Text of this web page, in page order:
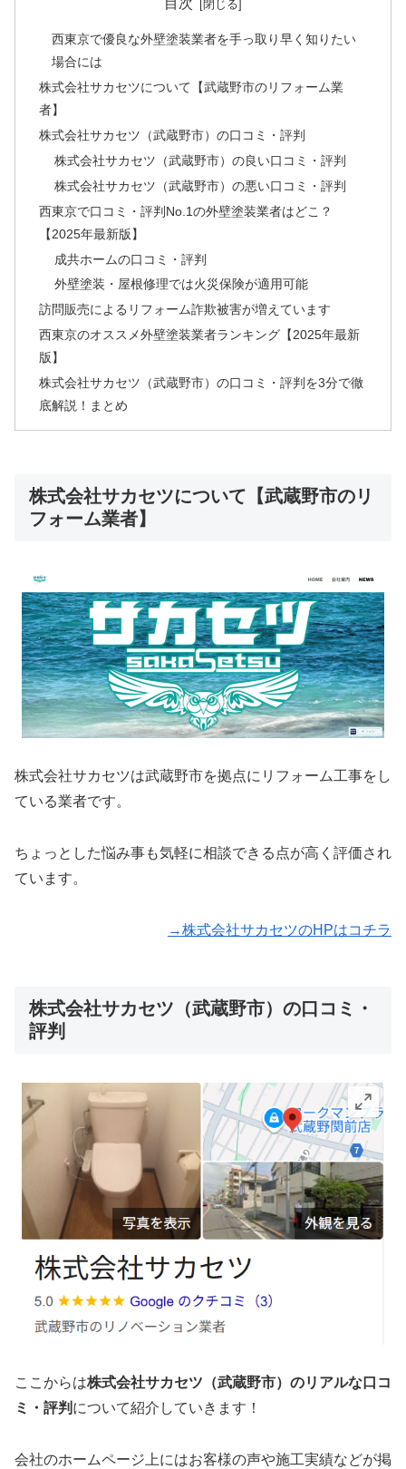
西東京で優良な外壁塗装業者を手っ取り早く知りたい
場合には
株式会社サカセツについて【武蔵野市のリフォーム業
者】
株式会社サカセツ（武蔵野市）の口コミ・評判
株式会社サカセツ（武蔵野市）の良い口コミ・評判
株式会社サカセツ（武蔵野市）の悪い口コミ・評判
西東京で口コミ・評判No.1の外壁塗装業者はどこ？
【2025年最新版】
成共ホームの口コミ・評判
外壁塗装・屋根修理では火災保険が適用可能
訪問販売によるリフォーム詐欺被害が増えています
西東京のオススメ外壁塗装業者ランキング【2025年最新
版】
株式会社サカセツ（武蔵野市）の口コミ・評判を3分で徹
底解説！まとめ
株式会社サカセツについて【武蔵野市のリ
フォーム業者】
株式会社サカセツは武蔵野市を拠点にリフォーム工事をし
ている業者です。
ちょっとした悩み事も気軽に相談できる点が高く評価され
ています。
→株式会社サカセツのHPはコチラ
株式会社サカセツ（武蔵野市）の口コミ・
評判
ここからは株式会社サカセツ（武蔵野市）のリアルな口コ
ミ・評判 について紹介していきます！
会社のホームページ上にはお客様の声や施工実績などが掲